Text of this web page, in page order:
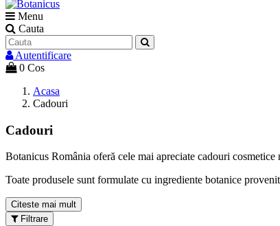
Menu
Cauta
Autentificare
0 Cos
Acasa
Cadouri
Cadouri
Botanicus România oferă cele mai apreciate cadouri
Toate produsele sunt formulate cu ingrediente botanice
Citeste mai mult
Filtrare